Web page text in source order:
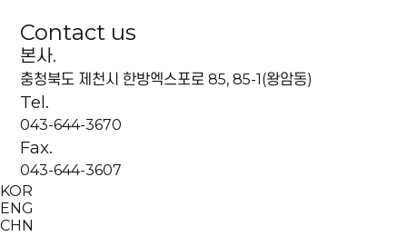
Contact us
본사.
충청북도 제천시 한방엑스포로 85, 85-1(왕암동)
Tel.
043-644-3670
Fax.
043-644-3607
KOR
ENG
CHN